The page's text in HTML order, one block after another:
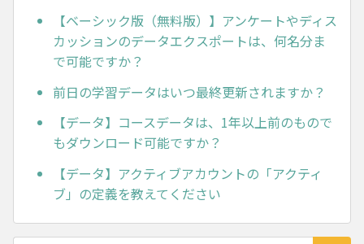
【ベーシック版（無料版）】アンケートやディス
カッションのデータエクスポートは、何名分ま
で可能ですか？
前日の学習データはいつ最終更新されますか？
【データ】コースデータは、1年以上前のもので
もダウンロード可能ですか？
【データ】アクティブアカウントの「アクティ
ブ」の定義を教えてください